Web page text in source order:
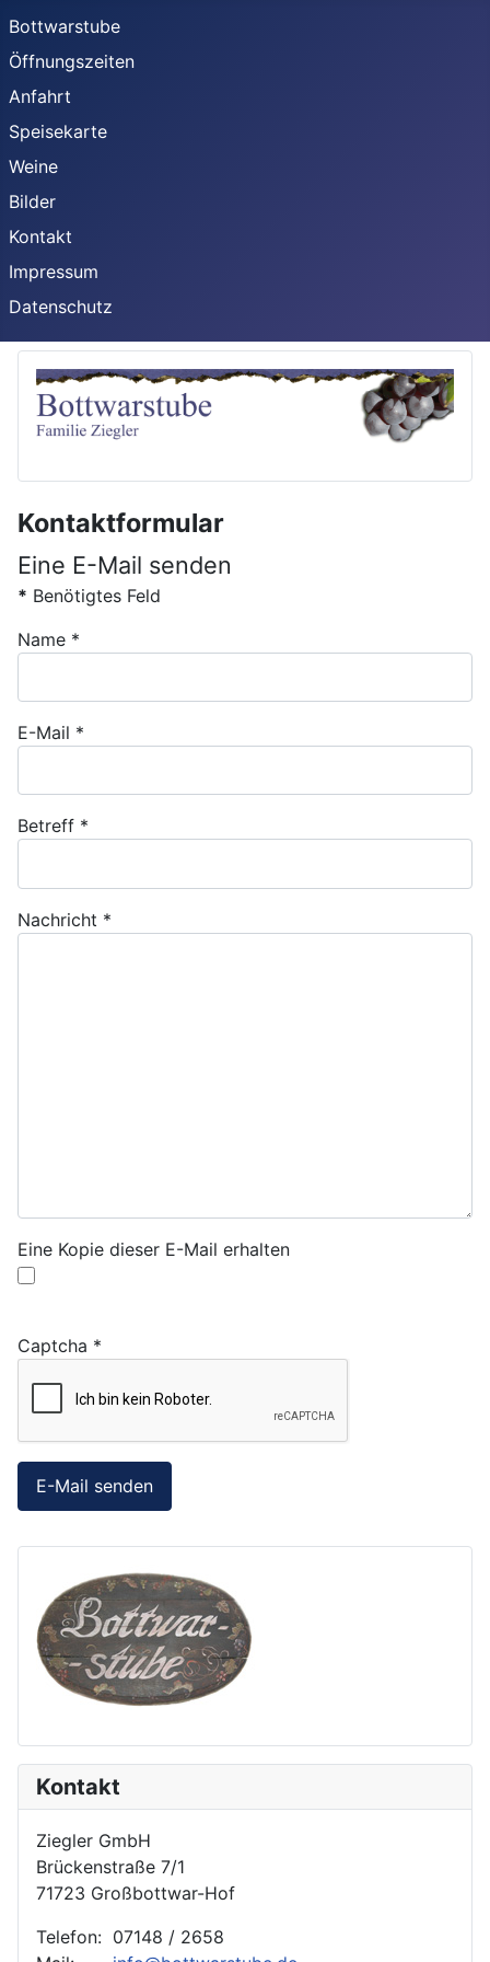
Bottwarstube
Öffnungszeiten
Anfahrt
Speisekarte
Weine
Bilder
Kontakt
Impressum
Datenschutz
Kontakt
Ziegler GmbH
Brückenstraße 7/1
71723 Großbottwar-Hof
Telefon: 07148 / 2658
Kontaktformular
Eine E-Mail senden
* Benötigtes Feld
Name *
E-Mail *
Betreff *
Nachricht *
Eine Kopie dieser E-Mail erhalten
Captcha *
E-Mail senden